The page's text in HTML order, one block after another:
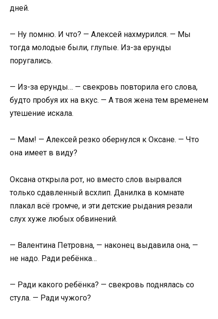
дней.
— Ну помню. И что? — Алексей нахмурился. — Мы
тогда молодые были, глупые. Из-за ерунды
поругались.
— Из-за ерунды… — свекровь повторила его слова,
будто пробуя их на вкус. — А твоя жена тем временем
утешение искала.
— Мам! — Алексей резко обернулся к Оксане. — Что
она имеет в виду?
Оксана открыла рот, но вместо слов вырвался
только сдавленный всхлип. Данилка в комнате
плакал всё громче, и эти детские рыдания резали
слух хуже любых обвинений.
— Валентина Петровна, — наконец выдавила она, —
не надо. Ради ребёнка…
— Ради какого ребёнка? — свекровь поднялась со
стула. — Ради чужого?